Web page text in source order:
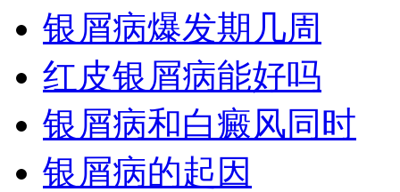
银屑病爆发期几周
红皮银屑病能好吗
银屑病和白癜风同时
银屑病的起因